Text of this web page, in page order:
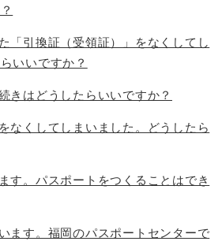
「引換証（受領証）」をなくしてし
いいですか？
きはどうしたらいいですか？
なくしてしまいました。どうしたら
す。パスポートをつくることはでき
ます。福岡のパスポートセンターで